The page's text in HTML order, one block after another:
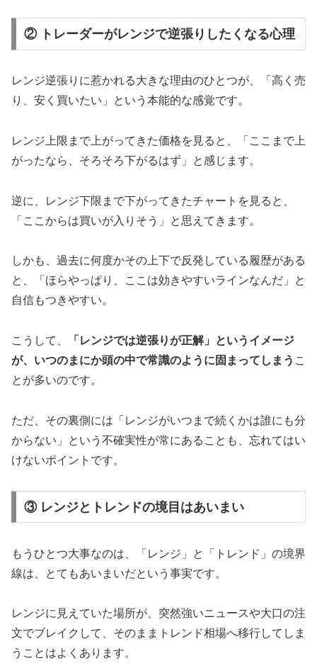
② トレーダーがレンジで逆張りしたくなる心理
レンジ逆張りに惹かれる大きな理由のひとつが、「高く売
り、安く買いたい」という本能的な感覚です。
レンジ上限まで上がってきた価格を見ると、「ここまで上
がったなら、そろそろ下がるはず」と感じます。
逆に、レンジ下限まで下がってきたチャートを見ると、
「ここからは買いが入りそう」と思えてきます。
しかも、過去に何度かその上下で反発している履歴がある
と、「ほらやっぱり、ここは効きやすいラインなんだ」と
自信もつきやすい。
こうして、
「レンジでは逆張りが正解」というイメージ
が、いつのまにか頭の中で常識のように固まってしまう こ
とが多いのです。
ただ、その裏側には「レンジがいつまで続くかは誰にも分
からない」という不確実性が常にあることも、忘れてはい
けないポイントです。
③ レンジとトレンドの境目はあいまい
もうひとつ大事なのは、「レンジ」と「トレンド」の境界
線は、とてもあいまいだという事実です。
レンジに見えていた場所が、突然強いニュースや大口の注
文でブレイクして、そのままトレンド相場へ移行してしま
うことはよくあります。